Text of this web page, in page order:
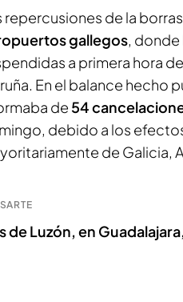
repercusiones de la
gallegos, donde
a primera hora
En el balance hecho
de 54
debido a los
de Galicia,
de Luzón, en